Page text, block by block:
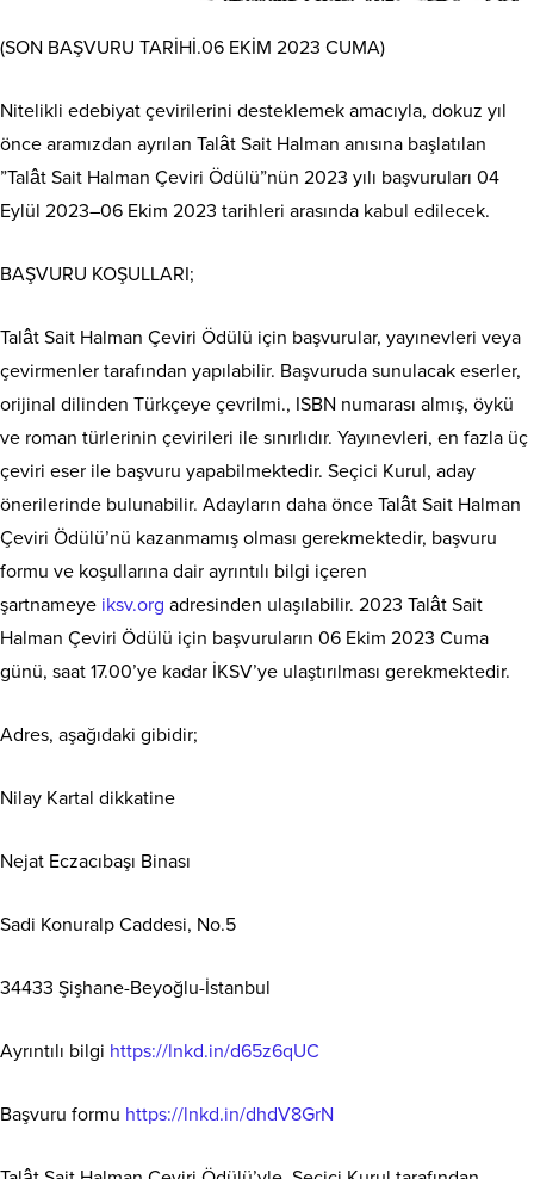
(SON BAŞVURU TARİHİ.06 EKİM 2023 CUMA)
Nitelikli edebiyat çevirilerini desteklemek amacıyla, dokuz yıl
önce aramızdan ayrılan Talât Sait Halman anısına başlatılan
”Talât Sait Halman Çeviri Ödülü”nün 2023 yılı başvuruları 04
Eylül 2023–06 Ekim 2023 tarihleri arasında kabul edilecek.
BAŞVURU KOŞULLARI;
Talât Sait Halman Çeviri Ödülü için başvurular, yayınevleri veya
çevirmenler tarafından yapılabilir. Başvuruda sunulacak eserler,
orijinal dilinden Türkçeye çevrilmi., ISBN numarası almış, öykü
ve roman türlerinin çevirileri ile sınırlıdır. Yayınevleri, en fazla üç
çeviri eser ile başvuru yapabilmektedir. Seçici Kurul, aday
önerilerinde bulunabilir. Adayların daha önce Talât Sait Halman
Çeviri Ödülü’nü kazanmamış olması gerekmektedir, başvuru
formu ve koşullarına dair ayrıntılı bilgi içeren
şartnameye iksv.org adresinden ulaşılabilir. 2023 Talât Sait
Halman Çeviri Ödülü için başvuruların 06 Ekim 2023 Cuma
günü, saat 17.00’ye kadar İKSV’ye ulaştırılması gerekmektedir.
Adres, aşağıdaki gibidir;
Nilay Kartal dikkatine
Nejat Eczacıbaşı Binası
Sadi Konuralp Caddesi, No.5
34433 Şişhane-Beyoğlu-İstanbul
Ayrıntılı bilgi https://lnkd.in/d65z6qUC
Başvuru formu https://lnkd.in/dhdV8GrN